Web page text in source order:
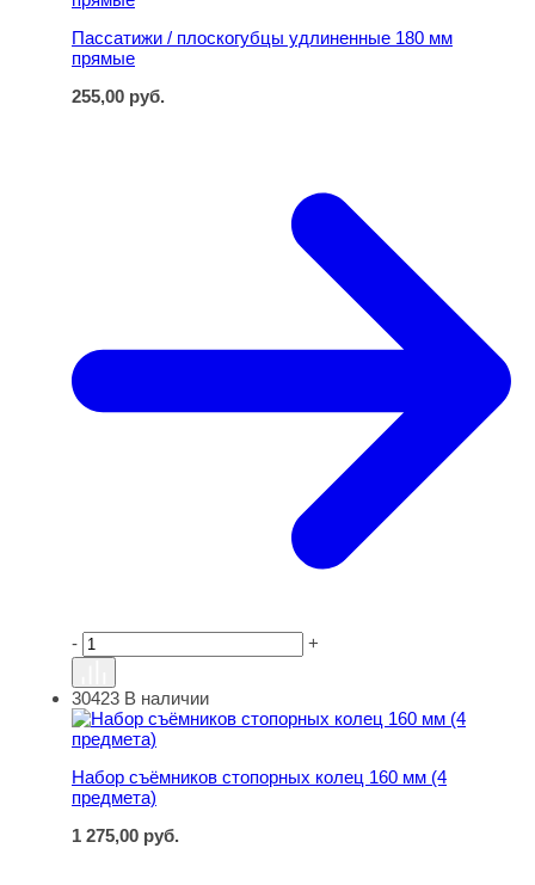
Пассатижи / плоскогубцы удлиненные 180 мм
прямые
255,00 руб.
- +
Набор съёмников стопорных колец 160 мм (4 предмета)
30423 В наличии
Набор съёмников стопорных колец 160 мм (4
предмета)
1 275,00 руб.